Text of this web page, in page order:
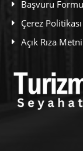
Başvuru Formu
Çerez Politikası
Açık Rıza Metni